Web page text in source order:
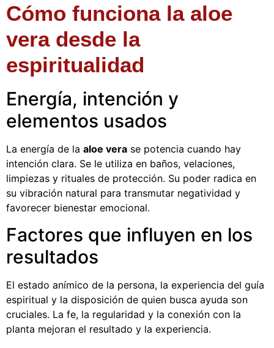
Cómo funciona la aloe
vera desde la
espiritualidad
Energía, intención y
elementos usados
La energía de la aloe vera se potencia cuando hay
intención clara. Se le utiliza en baños, velaciones,
limpiezas y rituales de protección. Su poder radica en
su vibración natural para transmutar negatividad y
favorecer bienestar emocional.
Factores que influyen en los
resultados
El estado anímico de la persona, la experiencia del guía
espiritual y la disposición de quien busca ayuda son
cruciales. La fe, la regularidad y la conexión con la
planta mejoran el resultado y la experiencia.